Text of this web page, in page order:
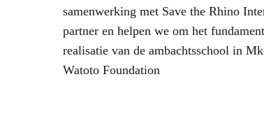
samenwerking met Save the Rhino
partner en helpen we om het
realisatie van de ambachtsschool in
Watoto Foundation